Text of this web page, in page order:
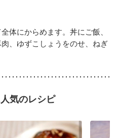
体にからめます。丼にご飯、
、ゆずこしょうをのせ、ねぎ
気のレシピ